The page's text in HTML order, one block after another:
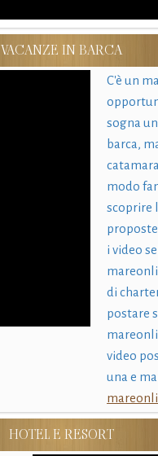
VACANZE IN BARCA
C'è un
sogna
barca,
modo
scoprire
i video
di
postare
video
una e
HOTEL E RESORT